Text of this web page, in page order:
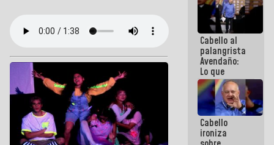
Cabello al
palangrista
Avendaño:
Lo que
vayas a
escribir
hazlo hoy
por que no
sabemos si
la semana
Cabello
ironiza